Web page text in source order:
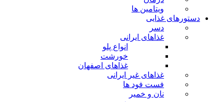
ویتامین ها
دستورهای غذایی
دسر
غذاهای ایرانی
انواع پلو
خورشت
غذاهای اصفهان
غذاهای غیر ایرانی
فست فود ها
نان و خمیر